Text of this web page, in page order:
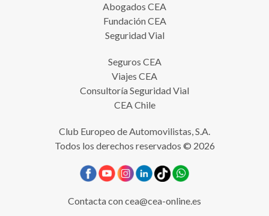
Abogados CEA
Fundación CEA
Seguridad Vial
Seguros CEA
Viajes CEA
Consultoría Seguridad Vial
CEA Chile
Club Europeo de Automovilistas, S.A.
Todos los derechos reservados © 2026
Contacta concea@cea-online.es